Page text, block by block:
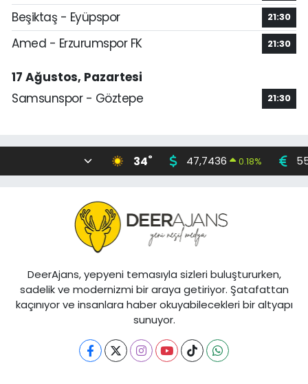
Beşiktaş - Eyüpspor 21:30
Amed - Erzurumspor FK 21:30
17 Ağustos, Pazartesi
Samsunspor - Göztepe
21:30
34° 47,7436 0.18%
DeerAjans, yepyeni temasıyla sizleri buluştururken,
sadelik ve modernizmi bir araya getiriyor. Şatafattan
kaçınıyor ve insanlara haber okuyabilecekleri bir altyapı
sunuyor.